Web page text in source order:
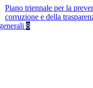
Piano triennale per la
corruzione e della
8